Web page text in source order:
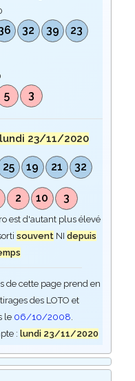
32 39
23
5 3
lundi 23/11/2020
25 19 21 32
2 10 3
est d'autant plus élevé
souvent NIdepuis
de cette page prend en
des LOTO et
le 06/10/2008.
:lundi 23/11/2020